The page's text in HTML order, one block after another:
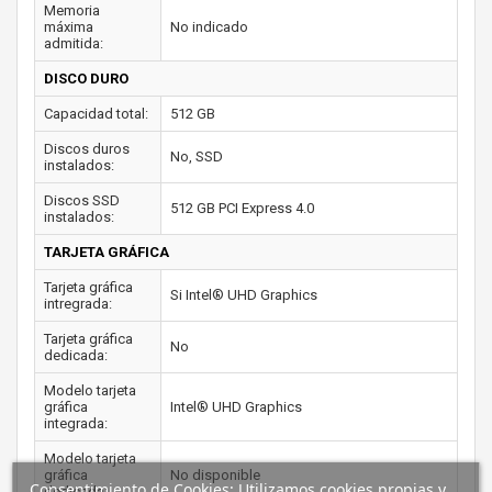
Memoria
máxima
admitida:
No indicado
DISCO DURO
Capacidad total: 512 GB
Discos duros
instalados:
No, SSD
Discos SSD
instalados:
512 GB PCI Express 4.0
TARJETA GRÁFICA
Tarjeta gráfica
intregrada:
Si Intel® UHD Graphics
Tarjeta gráfica
dedicada:
No
Modelo tarjeta
gráfica
integrada:
Intel® UHD Graphics
Modelo tarjeta
gráfica
No disponible